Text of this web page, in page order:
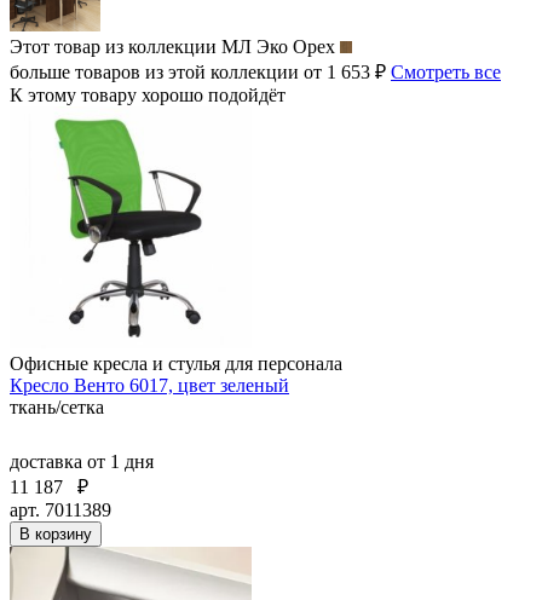
Этот товар из коллекции МЛ Эко Орех
больше товаров из этой коллекции от 1 653 ₽ Смотреть все
К этому товару хорошо подойдёт
Офисные кресла и стулья для персонала
Кресло Венто 6017, цвет зеленый
ткань/сетка
доставка от 1 дня
11 187
₽
арт. 7011389
В корзину